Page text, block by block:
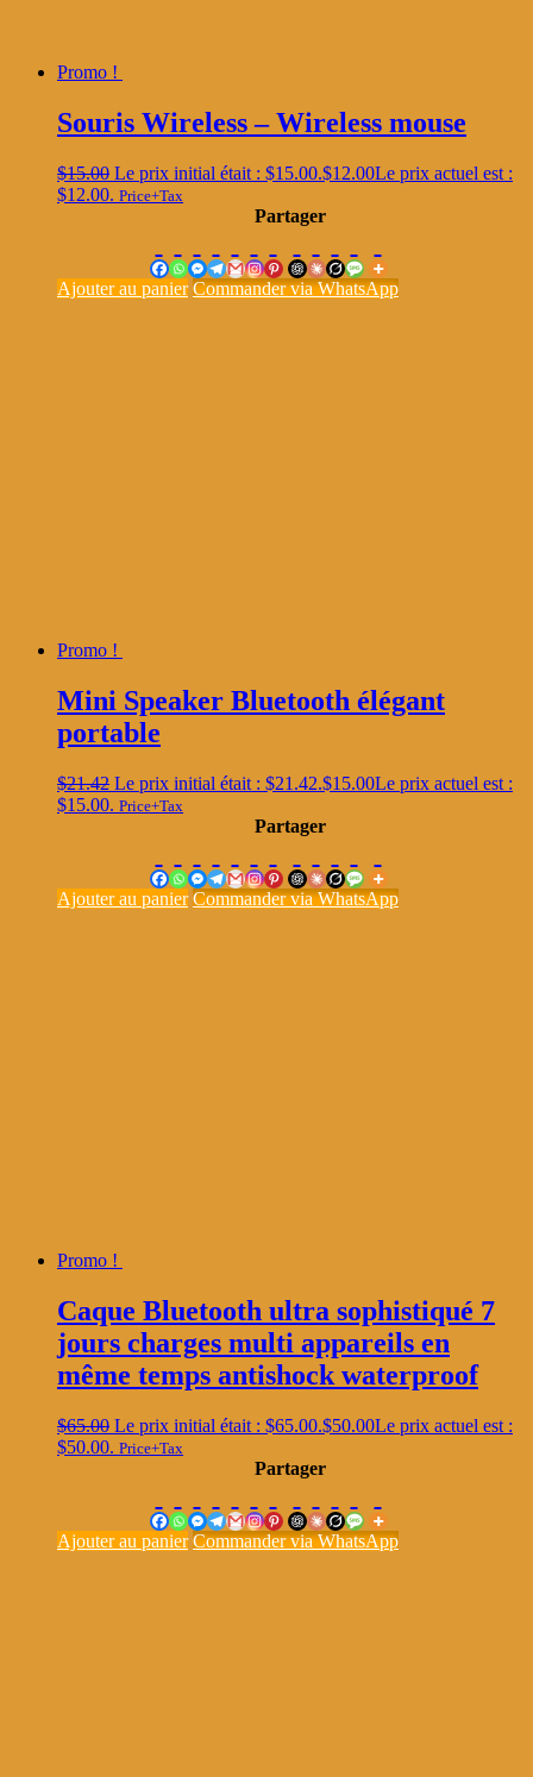
Promo !
Souris Wireless – Wireless mouse
$15.00 Le prix initial était : $15.00.$12.00Le prix actuel est :
$12.00. Price+Tax
Partager
Ajouter au panier Commander via WhatsApp
Promo !
Mini Speaker Bluetooth élégant
portable
$21.42 Le prix initial était : $21.42.$15.00Le prix actuel est :
$15.00. Price+Tax
Partager
Ajouter au panier Commander via WhatsApp
Promo !
Caque Bluetooth ultra sophistiqué 7
jours charges multi appareils en
même temps antishock waterproof
$65.00 Le prix initial était : $65.00.$50.00Le prix actuel est :
$50.00. Price+Tax
Partager
Ajouter au panier Commander via WhatsApp